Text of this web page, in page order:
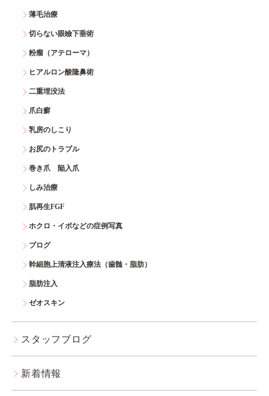
薄毛治療
切らない眼瞼下垂術
粉瘤（アテローマ）
ヒアルロン酸隆鼻術
二重埋没法
爪白癬
乳房のしこり
お尻のトラブル
巻き爪 陥入爪
しみ治療
肌再生FGF
ホクロ・イボなどの症例写真
ブログ
幹細胞上清液注入療法（歯髄・脂肪）
脂肪注入
ゼオスキン
スタッフブログ
新着情報